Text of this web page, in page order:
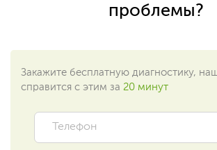
проблемы?
Закажите бесплатную диагностику,
справится с этим за 20 минут